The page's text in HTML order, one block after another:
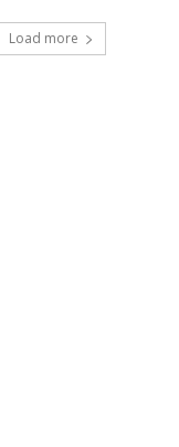
Load more